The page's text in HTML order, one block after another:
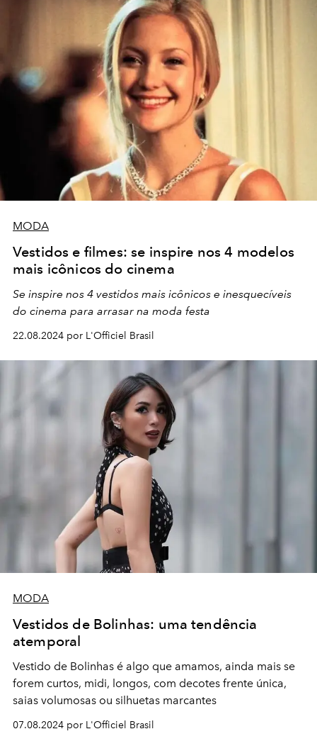
MODA
Vestidos e filmes: se inspire nos 4 modelos
mais icônicos do cinema
Se inspire nos 4 vestidos mais icônicos e inesquecíveis
do cinema para arrasar na moda festa
22.08.2024 por L'Officiel Brasil
MODA
Vestidos de Bolinhas: uma tendência
atemporal
Vestido de Bolinhas é algo que amamos, ainda mais se
forem curtos, midi, longos, com decotes frente única,
saias volumosas ou silhuetas marcantes
07.08.2024 por L'Officiel Brasil